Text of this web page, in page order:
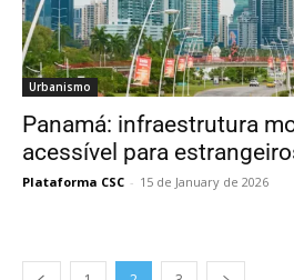
Urbanismo
Panamá: infraestrutura
acessível para
Plataforma CSC - 15 de January de 2026